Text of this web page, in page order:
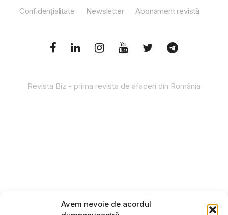
Avem nevoie de acordul
Confidențialitate
Newsletter Abonament revistă
Revista Biz - prima revista de afaceri din România